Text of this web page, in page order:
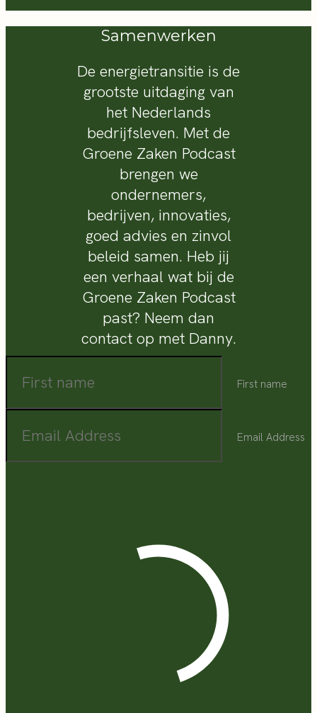
Samenwerken
De energietransitie is de
grootste uitdaging van
het Nederlands
bedrijfsleven. Met de
Groene Zaken Podcast
brengen we
ondernemers,
bedrijven, innovaties,
goed advies en zinvol
beleid samen. Heb jij
een verhaal wat bij de
Groene Zaken Podcast
past? Neem dan
contact op met Danny.
First name
Email Address